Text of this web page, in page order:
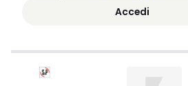
Accedi